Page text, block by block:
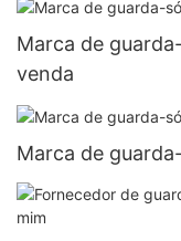
Marca de
venda
Marca de